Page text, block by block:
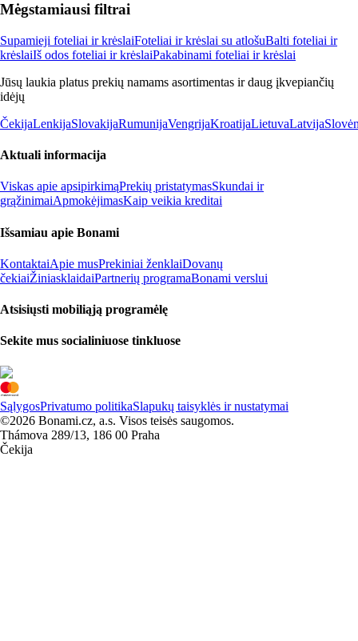
Mėgstamiausi filtrai
Supamieji foteliai ir krėslaiFoteliai ir krėslai su atlošuBalti foteliai ir
krėslaiIš odos foteliai ir krėslaiPakabinami foteliai ir krėslai
Jūsų laukia platus prekių namams asortimentas ir daug įkvepiančių
idėjų
ČekijaLenkijaSlovakijaRumunijaVengrijaKroatijaLietuvaLatvija
Aktuali informacija
Viskas apie apsipirkimąPrekių pristatymasSkundai ir
grąžinimaiApmokėjimasKaip veikia kreditai
Išsamiau apie Bonami
KontaktaiApie musPrekiniai ženklaiDovanų
čekiaiŽiniasklaidaiPartnerių programaBonami verslui
Atsisiųsti mobiliąją programėlę
Sekite mus socialiniuose tinkluose
SąlygosPrivatumo politikaSlapukų taisyklės ir nustatymai
©2026 Bonami.cz, a.s. Visos teisės saugomos.
Thámova 289/13, 186 00 Praha
Čekija